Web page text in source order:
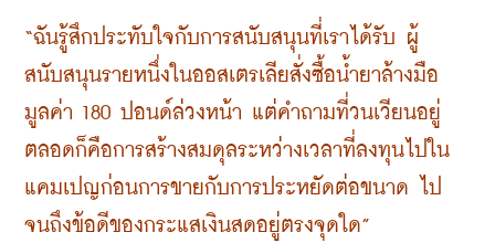
“ฉันรู้สึกประทับใจกับการสนับสนุนที่เราได้รับ ผู้
สนับสนุนรายหนึ่งในออสเตรเลียสั่งซื้อน้ำยาล้างมือ
มูลค่า 180 ปอนด์ล่วงหน้า แต่คำถามที่วนเวียนอยู่
ตลอดก็คือการสร้างสมดุลระหว่างเวลาที่ลงทุนไปใน
แคมเปญก่อนการขายกับการประหยัดต่อขนาด ไป
จนถึงข้อดีของกระแสเงินสดอยู่ตรงจุดใด”